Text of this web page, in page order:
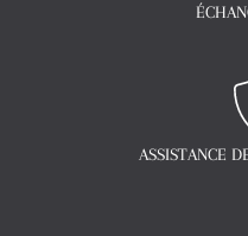
ASSISTANCE